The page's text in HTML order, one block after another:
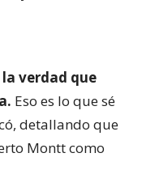
verdad que
Eso es lo que sé
detallando que
Montt como